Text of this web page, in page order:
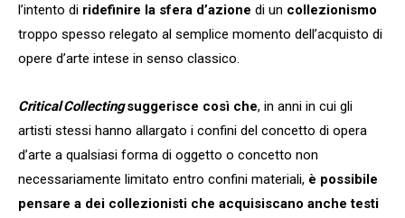
l’intento di ridefinire la sfera d’azione di un collezionismo
troppo spesso relegato al semplice momento dell’acquisto di
opere d’arte intese in senso classico.
Critical Collectingsuggerisce così che, in anni in cui gli
artisti stessi hanno allargato i confini del concetto di opera
d’arte a qualsiasi forma di oggetto o concetto non
necessariamente limitato entro confini materiali, è possibile
pensare a dei collezionisti che acquisiscano anche testi